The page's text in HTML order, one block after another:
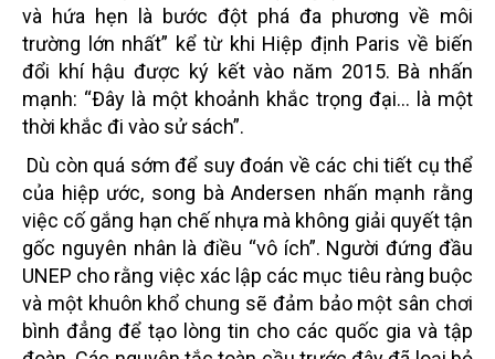
và hứa hẹn là bước đột phá đa phương về môi
trường lớn nhất” kể từ khi Hiệp định Paris về biến
đổi khí hậu được ký kết vào năm 2015. Bà nhấn
mạnh: “Ðây là một khoảnh khắc trọng đại... là một
thời khắc đi vào sử sách”.
Dù còn quá sớm để suy đoán về các chi tiết cụ thể
của hiệp ước, song bà Andersen nhấn mạnh rằng
việc cố gắng hạn chế nhựa mà không giải quyết tận
gốc nguyên nhân là điều “vô ích”. Người đứng đầu
UNEP cho rằng việc xác lập các mục tiêu ràng buộc
và một khuôn khổ chung sẽ đảm bảo một sân chơi
bình đẳng để tạo lòng tin cho các quốc gia và tập